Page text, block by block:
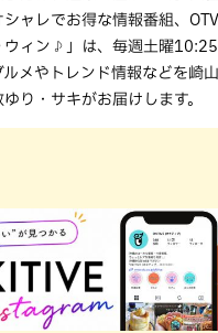
シャレでお得な情報番組、
ィン♪」は、毎週土曜10:25
ルメやトレンド情報などを崎
ゆり・サキがお届けします。